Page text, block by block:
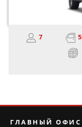
7 5
ГЛАВНЫЙ ОФИС